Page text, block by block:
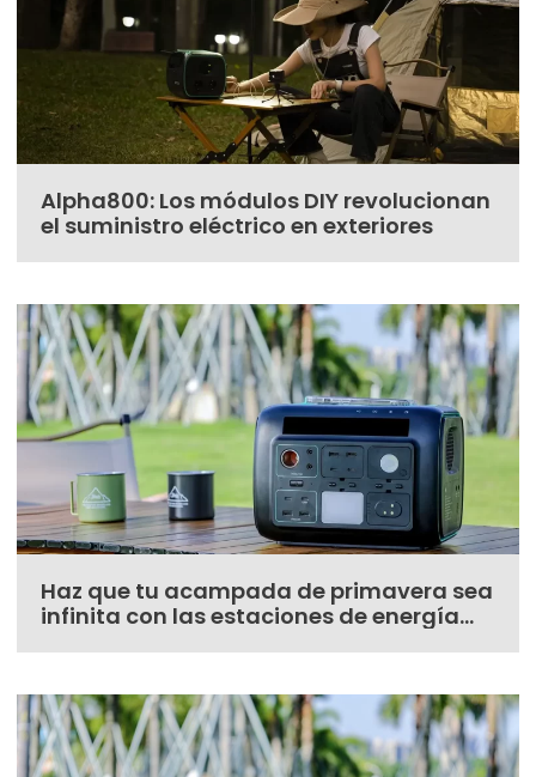
Alpha800: Los módulos DIY revolucionan
el suministro eléctrico en exteriores
Haz que tu acampada de primavera sea
infinita con las estaciones de energía